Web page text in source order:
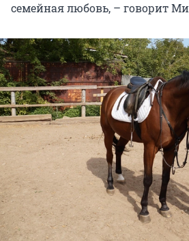
семейная любовь, – говорит